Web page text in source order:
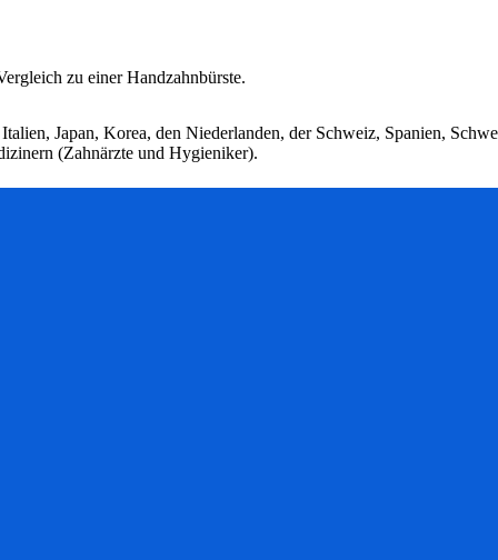
zu einer Handzahnbürste.
Japan, Korea, den Niederlanden, der Schweiz, Spanien,
(Zahnärzte und Hygieniker).